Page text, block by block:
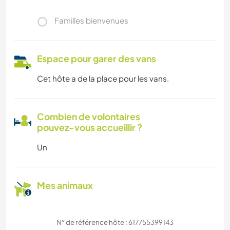
Familles bienvenues
Espace pour garer des vans
Cet hôte a de la place pour les vans.
Combien de volontaires
pouvez-vous accueillir ?
Un
Mes animaux
N° de référence hôte : 617755399143